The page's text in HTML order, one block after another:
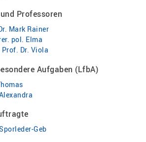
Professoren
Mark Rainer
pol. Elma
Prof. Dr. Viola
Aufgaben (LfbA)
Geb